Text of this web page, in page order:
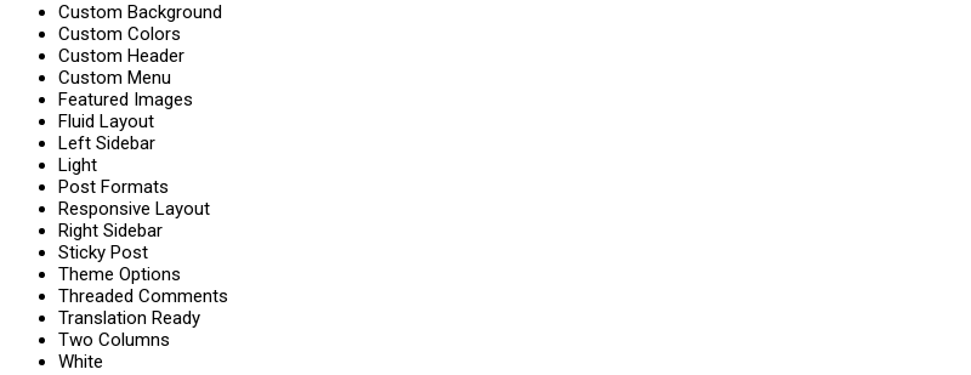
Custom Background
Custom Colors
Custom Header
Custom Menu
Featured Images
Fluid Layout
Left Sidebar
Light
Post Formats
Responsive Layout
Right Sidebar
Sticky Post
Theme Options
Threaded Comments
Translation Ready
Two Columns
White